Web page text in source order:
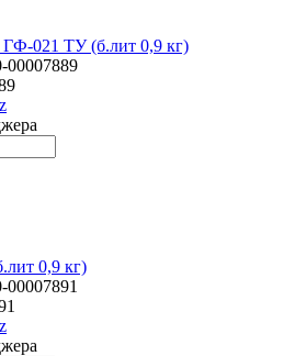
ГФ-021 ТУ (б.лит 0,9 кг)
00007889
0,9 кг)
00007891